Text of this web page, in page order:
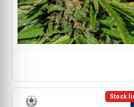
Stock